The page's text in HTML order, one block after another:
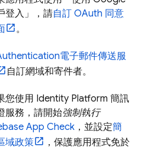
登入」，請自訂 OAuth 同意
。
電子郵件傳送服
自訂網域和寄件者。
您使用 Identity Platform 簡訊
服務，請開始強制執行
App Check ，並設定簡
域政策
，保護應用程式免於